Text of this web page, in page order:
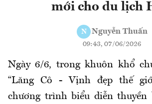
mới cho du lịch
N Nguyễn Thuấn
09:43, 07/06/2026
Ngày 6/6, trong khuôn khổ
“Lăng Cô - Vịnh đẹp thế
chương trình biểu diễn thuyền